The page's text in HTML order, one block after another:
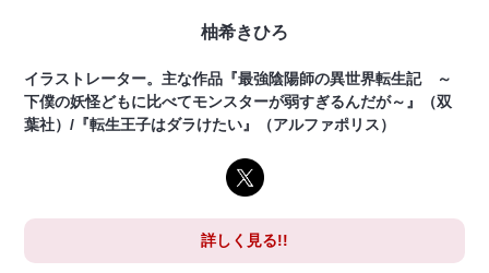
柚希きひろ
イラストレーター。主な作品『最強陰陽師の異世界転生記 ～
下僕の妖怪どもに比べてモンスターが弱すぎるんだが～』（双
葉社）/『転生王子はダラけたい』（アルファポリス）
詳しく見る!!